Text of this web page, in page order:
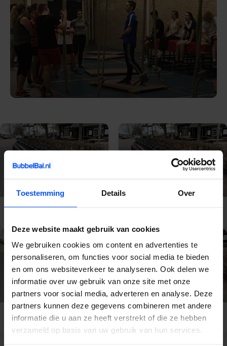
Toestemming Details Over
Deze website maakt gebruik van cookies
We gebruiken cookies om content en advertenties te
personaliseren, om functies voor social media te bieden
en om ons websiteverkeer te analyseren. Ook delen we
informatie over uw gebruik van onze site met onze
partners voor social media, adverteren en analyse. Deze
partners kunnen deze gegevens combineren met andere
informatie die u aan ze heeft verstrekt of die ze hebben
verzameld op basis van uw gebruik van hun services.
E-Chopper
E-Chopper Apeldoorn E-Chopper Nijmegen